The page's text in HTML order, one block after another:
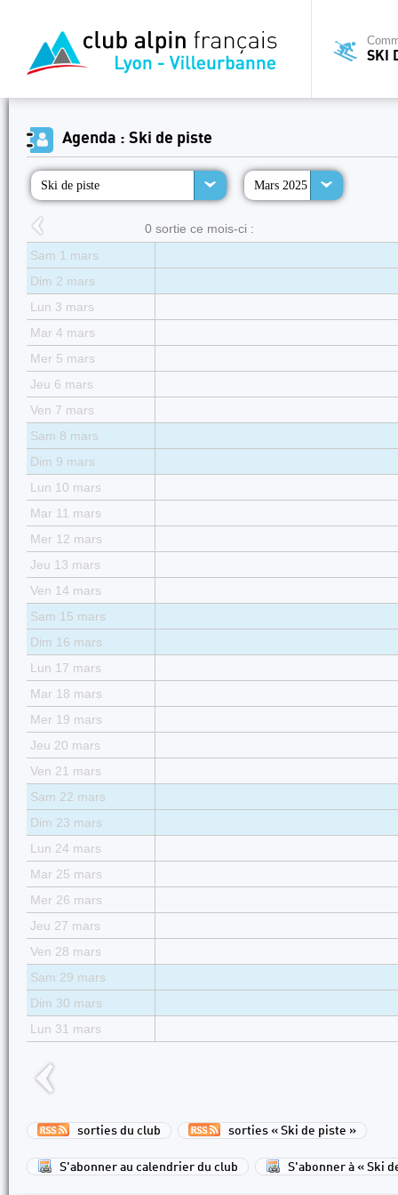
SKI
Agenda : Ski de piste
Ski de piste Mars 2025
0 sortie ce mois-ci :
Sam 1 mars
Dim 2 mars
Lun 3 mars
Mar 4 mars
Mer 5 mars
Jeu 6 mars
Ven 7 mars
Sam 8 mars
Dim 9 mars
Lun 10 mars
Mar 11 mars
Mer 12 mars
Jeu 13 mars
Ven 14 mars
Sam 15 mars
Dim 16 mars
Lun 17 mars
Mar 18 mars
Mer 19 mars
Jeu 20 mars
Ven 21 mars
Sam 22 mars
Dim 23 mars
Lun 24 mars
Mar 25 mars
Mer 26 mars
Jeu 27 mars
Ven 28 mars
Sam 29 mars
Dim 30 mars
Lun 31 mars
sorties du club sorties « Ski de piste »
S'abonner au calendrier du club S'abonner à « Ski